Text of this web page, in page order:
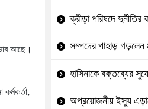
আছে।
ক্রীড়া পরিষদে
সম্পদের পাহাড় গড়লেন
হাসিনাকে বক্তব্যের
অপ্রয়োজনীয় ইস্যু